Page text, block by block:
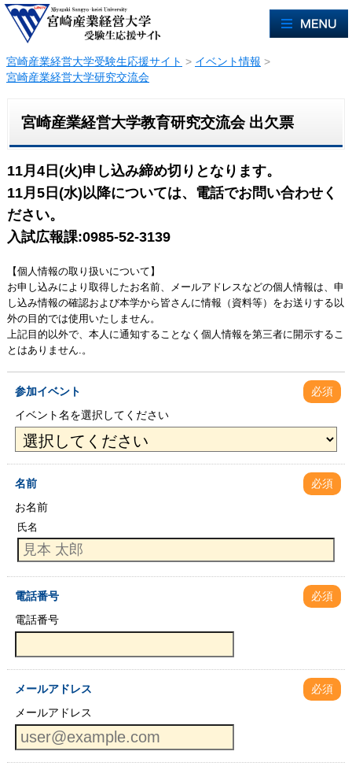
宮崎産業経営大学受験生応援サイト > イベント情報 >
宮崎産業経営大学研究交流会
宮崎産業経営大学教育研究交流会 出欠票
11月4日(火)申し込み締め切りとなります。
11月5日(水)以降については、電話でお問い合わせく
ださい。
入試広報課:0985-52-3139
【個人情報の取り扱いについて】
お申し込みにより取得したお名前、メールアドレスなどの個人情報は、申
し込み情報の確認および本学から皆さんに情報（資料等）をお送りする以
外の目的では使用いたしません。
上記目的以外で、本人に通知することなく個人情報を第三者に開示するこ
とはありません.。
参加イベント
必須
イベント名を選択してください
名前
必須
お名前
氏名
電話番号
必須
電話番号
メールアドレス
必須
メールアドレス